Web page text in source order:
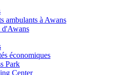
ambulants à Awans
économiques
Park
Center